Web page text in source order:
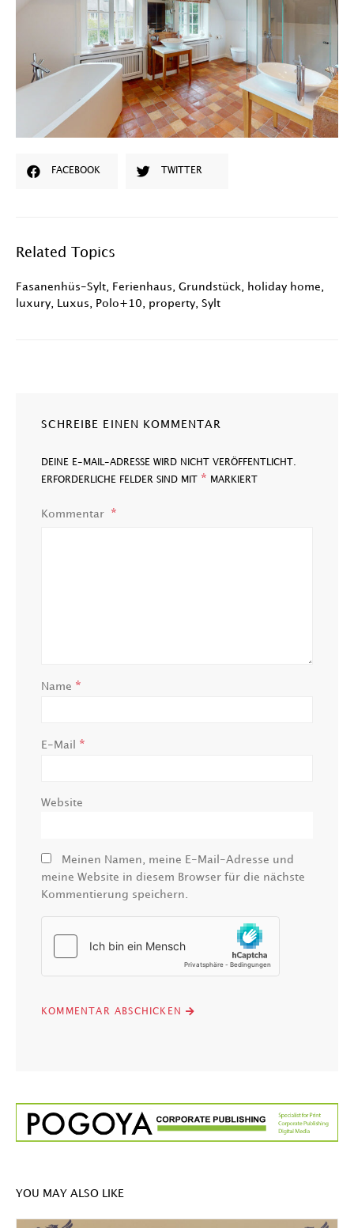
FACEBOOK TWITTER
Related Topics
Fasanenhüs-Sylt Ferienhaus Grundstück holiday home
luxury
Luxus Polo+10 property Sylt
SCHREIBE EINEN KOMMENTAR
DEINE E-MAIL-ADRESSE WIRD NICHT VERÖFFENTLICHT.
ERFORDERLICHE FELDER SIND MIT * MARKIERT
Kommentar
Name *
E-Mail *
Website
Meinen Namen, meine E-Mail-Adresse und
meine Website in diesem Browser für die nächste
Kommentierung speichern.
YOU MAY ALSO LIKE